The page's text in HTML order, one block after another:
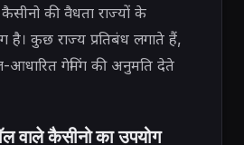
की वैधता राज्यों के
कुछ राज्य प्रतिबंध लगाते हैं,
गेमिंग की अनुमति देते
वाले कैसीनो का उपयोग